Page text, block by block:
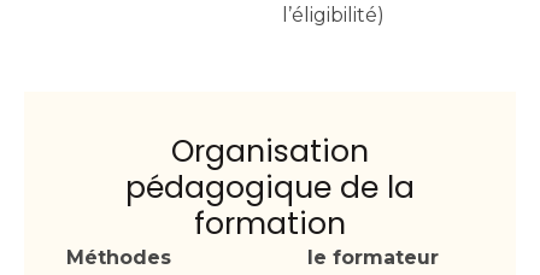
l’éligibilité)
Organisation
pédagogique de la
formation
Méthodes
le formateur